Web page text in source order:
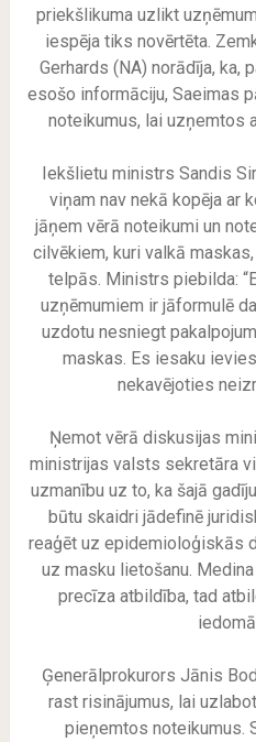
priekšlikuma uzlikt
iespēja tiks novērtēta.
Gerhards (NA) norādīja, ka,
esošo informāciju, Saeimas
noteikumus, lai uzņemtos
Iekšlietu ministrs Sandis
viņam nav nekā kopēja ar
jāņem vērā noteikumi un
cilvēkiem, kuri valkā
telpās. Ministrs piebilda:
uzņēmumiem ir jāformulē
uzdotu nesniegt
maskas. Es iesaku
nekavējoties
Ņemot vērā diskusijas
ministrijas valsts sekretāra
uzmanību uz to, ka šajā
būtu skaidri jādefinē
reaģēt uz epidemioloģiskās
uz masku lietošanu.
precīza atbildība, tad
Ģenerālprokurors Jānis
rast risinājumus, lai
pieņemtos noteikumus.